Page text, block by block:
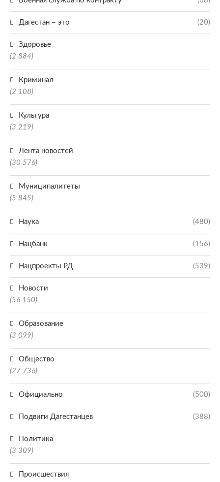
Дагестан – это (20)
Здоровье
(2 884)
Криминал
(2 108)
Культура
(3 219)
Лента новостей
(30 576)
Муниципалитеты
(5 845)
Наука (480)
Нацбанк (156)
Нацпроекты РД (539)
Новости
(56 150)
Образование
(3 099)
Общество
(27 736)
Официально (500)
Подвиги Дагестанцев (388)
Политика
(3 309)
Происшествия